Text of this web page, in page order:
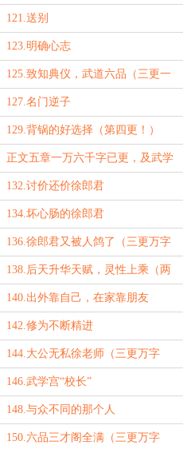
121.送别
123.明确心志
125.致知典仪，武道六品（三更一
万一千字）
127.名门逆子
129.背锅的好选择（第四更！）
正文五章一万六千字已更，及武学
第三波总结罗列
132.讨价还价徐郎君
134.坏心肠的徐郎君
136.徐郎君又被人鸽了（三更万字
到！）
138.后天升华天赋，灵性上乘（两
更万字到！）
140.出外靠自己，在家靠朋友
142.修为不断精进
144.大公无私徐老师（三更万字
到！）
146.武学宫“校长”
148.与众不同的那个人
150.六品三才阁全满（三更万字